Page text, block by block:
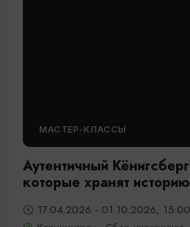
МАСТЕР-КЛАССЫ
Аутентичный
которые хранят историю
17.04.2026 - 01.10.2026,